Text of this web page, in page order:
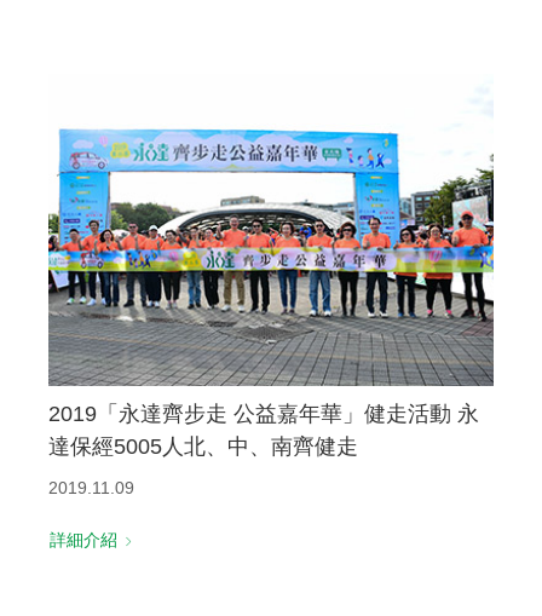
2019「永達齊步走 公益嘉年華」健走活動 永
達保經5005人北、中、南齊健走
2019.11.09
詳細介紹